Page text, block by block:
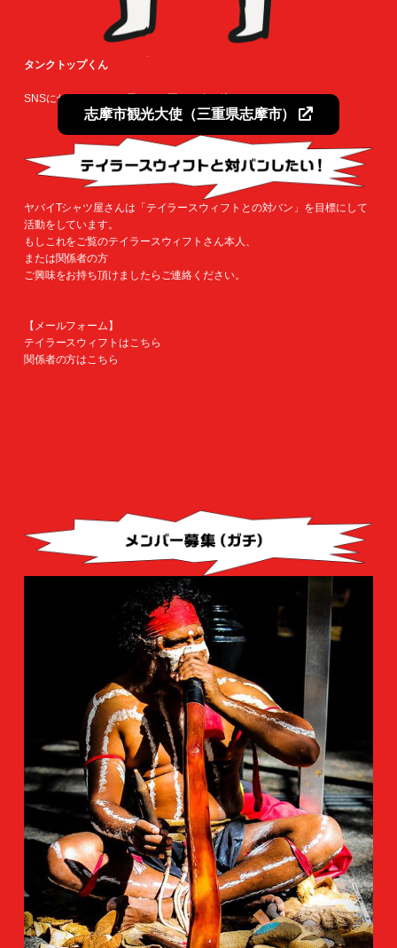
タンクトップくん
SNSにヤバイTシャツ屋さんの悪口を書き込んでいる。
志摩市観光大使（三重県志摩市）
ヤバイTシャツ屋さんは「テイラースウィフトとの対バン」を目標にして
活動をしています。
もしこれをご覧のテイラースウィフトさん本人、
または関係者の方
ご興味をお持ち頂けましたらご連絡ください。
【メールフォーム】
テイラースウィフトはこちら
関係者の方はこちら